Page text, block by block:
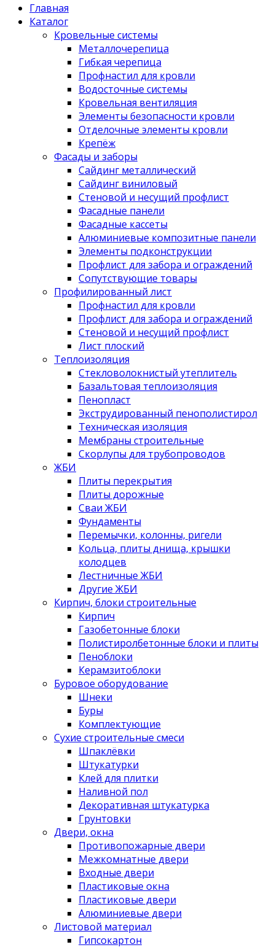
Главная
Каталог
Кровельные системы
Металлочерепица
Гибкая черепица
Профнастил для кровли
Водосточные системы
Кровельная вентиляция
Элементы безопасности кровли
Отделочные элементы кровли
Крепёж
Фасады и заборы
Сайдинг металлический
Сайдинг виниловый
Стеновой и несущий профлист
Фасадные панели
Фасадные кассеты
Алюминиевые композитные панели
Элементы подконструкции
Профлист для забора и ограждений
Сопутствующие товары
Профилированный лист
Профнастил для кровли
Профлист для забора и ограждений
Стеновой и несущий профлист
Лист плоский
Теплоизоляция
Стекловолокнистый утеплитель
Базальтовая теплоизоляция
Пенопласт
Экструдированный пенополистирол
Техническая изоляция
Мембраны строительные
Скорлупы для трубопроводов
ЖБИ
Плиты перекрытия
Плиты дорожные
Сваи ЖБИ
Фундаменты
Перемычки, колонны, ригели
Кольца, плиты днища, крышки
колодцев
Лестничные ЖБИ
Другие ЖБИ
Кирпич, блоки строительные
Кирпич
Газобетонные блоки
Полистиролбетонные блоки и плиты
Пеноблоки
Керамзитоблоки
Буровое оборудование
Шнеки
Буры
Комплектующие
Сухие строительные смеси
Шпаклёвки
Штукатурки
Клей для плитки
Наливной пол
Декоративная штукатурка
Грунтовки
Двери, окна
Противопожарные двери
Межкомнатные двери
Входные двери
Пластиковые окна
Пластиковые двери
Алюминиевые двери
Листовой материал
Гипсокартон